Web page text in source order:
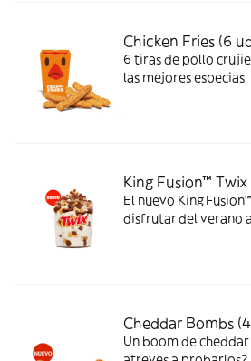
Chicken Fries (6
6 tiras de pollo
las mejores especias
King Fusion™ Twix
El nuevo King
disfrutar del verano
Cheddar Bombs
Un boom de